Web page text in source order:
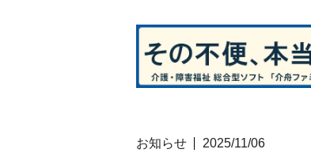
お知らせ 2025/11/06